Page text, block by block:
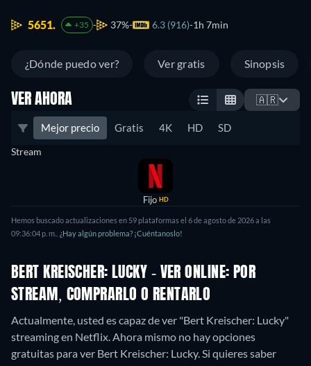
5651. +35 37% 6.3 (916) 1h 7min
¿Dónde puedo ver? Ver gratis Sinopsis
VER AHORA 🇦🇷
Mejor precio Gratis 4K HD SD
Stream
Fijo HD
Hemos buscado actualizaciones en 59plataformas el 6 de agosto de 2026a las
09:36:04 p. m.
¿Hay algún problema? ¡Cuéntanoslo!
BERT KREISCHER: LUCKY - VER ONLINE: POR
STREAM, COMPRARLO O RENTARLO
Actualmente, usted es capaz de ver "Bert Kreischer: Lucky"
streaming en Netflix.Ahora mismo no hay opciones
gratuitas para ver Bert Kreischer: Lucky. Si quieres saber